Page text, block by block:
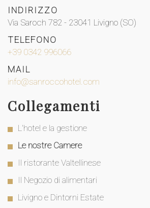
INDIRIZZO
Via Saroch 782 - 23041 Livigno (SO)
TELEFONO
+39 0342 996066
MAIL
info@sanroccohotel.com
Collegamenti
L'hotel e la gestione
Le nostre Camere
Il ristorante Valtellinese
Il Negozio di alimentari
Livigno e Dintorni Estate